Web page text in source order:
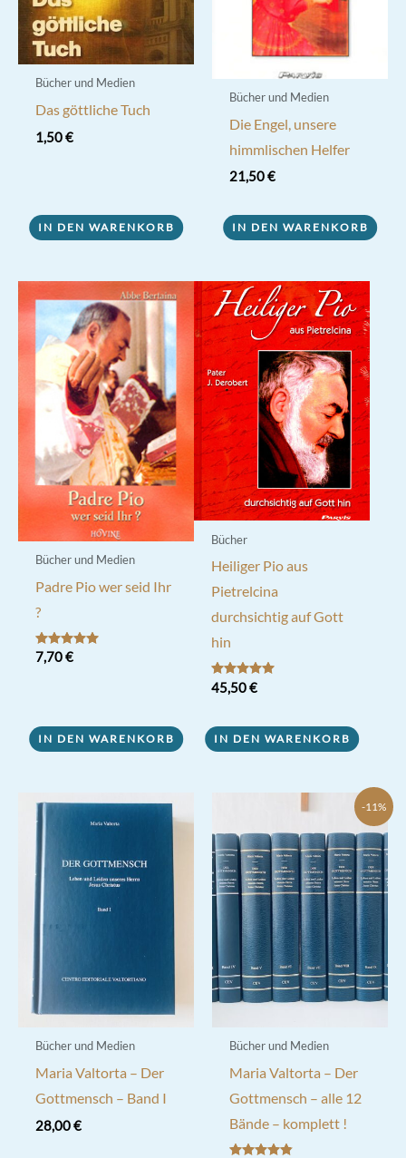
Bücher und Medien
Das göttliche Tuch
1,50€
IN DEN WARENKORB
Bücher und Medien
Die Engel, unsere
himmlischen Helfer
21,50€
IN DEN WARENKORB
Bücher und Medien
Padre Pio wer seid Ihr
?
Bewertet mit
5.00
7,70€
IN DEN WARENKORB
Bücher
Heiliger Pio aus
Pietrelcina
durchsichtig auf Gott
hin
Bewertet mit
5.00
45,50€
IN DEN WARENKORB
Bücher und Medien
Maria Valtorta – Der
Gottmensch – Band I
28,00€
-11%
Bücher und Medien
Maria Valtorta – Der
Gottmensch – alle 12
Bände – komplett !